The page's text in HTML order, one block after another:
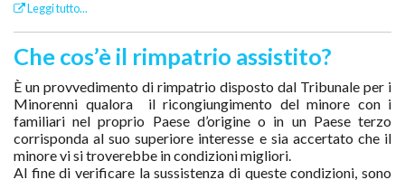
Leggi tutto...
Che cos’è il rimpatrio assistito?
È un provvedimento di rimpatrio disposto dal Tribunale per i
Minorenni qualora il ricongiungimento del minore con i
familiari nel proprio Paese d’origine o in un Paese terzo
corrisponda al suo superiore interesse e sia accertato che il
minore vi si troverebbe in condizioni migliori.
Al fine di verificare la sussistenza di queste condizioni, sono